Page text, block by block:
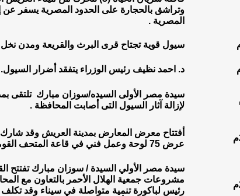
وتراشق بالحجارة على الحدود المصرية يسفر
المصرية .
سيول قوية تجتاح قرى البرث والقريعة ومدن
د. احمد نظيف رئيس الوزراء يتفقد أضرار السيول.
سيدة مصر الأولى السيده/سوزان مبارك تلتقى
لإزالة آثار السيول التى أصابت المحافظة .
عرض 75 لوحة وعمل فني في قاعة المتحف القومي للآثار.
سيدة مصر الأولي السيدة / سوزان مبارك تفتتح
مشروعات جمعية الهلال الأحمر بالتعاون مع